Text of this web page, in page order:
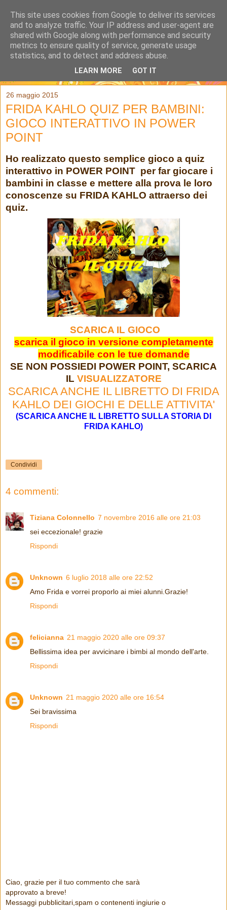
26 maggio 2015
FRIDA KAHLO QUIZ PER BAMBINI:
GIOCO INTERATTIVO IN POWER
POINT
Ho realizzato questo semplice gioco a quiz
interattivo in POWER POINT per far giocare i
bambini in classe e mettere alla prova le loro
conoscenze su FRIDA KAHLO attraerso dei
quiz.
SCARICA IL GIOCO
scarica il gioco in versione completamente
modificabile con le tue domande
SE NON POSSIEDI POWER POINT, SCARICA
IL VISUALIZZATORE
SCARICA ANCHE IL LIBRETTO DI FRIDA
KAHLO DEI GIOCHI E DELLE ATTIVITA'
(SCARICA ANCHE IL LIBRETTO SULLA STORIA DI
FRIDA KAHLO)
Condividi
4 commenti:
Tiziana Colonnello 7 novembre 2016 alle ore 21:03
sei eccezionale! grazie
Rispondi
Unknown 6 luglio 2018 alle ore 22:52
Amo Frida e vorrei proporlo ai miei alunni.Grazie!
Rispondi
felicianna 21 maggio 2020 alle ore 09:37
Bellissima idea per avvicinare i bimbi al mondo dell'arte.
Rispondi
Unknown 21 maggio 2020 alle ore 16:54
Sei bravissima
Rispondi
Ciao, grazie per il tuo commento che sarà
approvato a breve!
Messaggi pubblicitari,spam o contenenti ingiurie o
This site uses cookies from Google to deliver its services
and to analyze traffic. Your IP address and user-agent are
shared with Google along with performance and security
metrics to ensure quality of service, generate usage
statistics, and to detect and address abuse.
LEARN MORE GOT IT